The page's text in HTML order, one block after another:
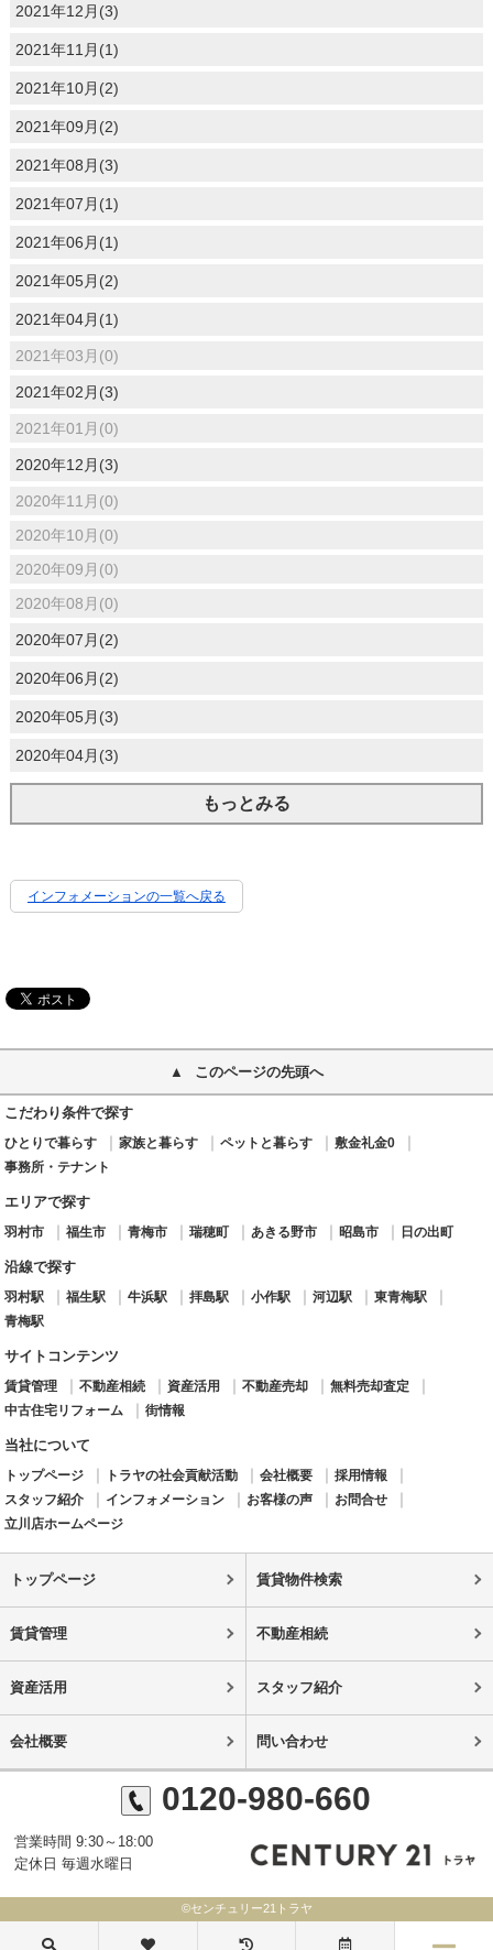
2021年12月(3)
2021年11月(1)
2021年10月(2)
2021年09月(2)
2021年08月(3)
2021年07月(1)
2021年06月(1)
2021年05月(2)
2021年04月(1)
2021年03月(0)
2021年02月(3)
2021年01月(0)
2020年12月(3)
2020年11月(0)
2020年10月(0)
2020年09月(0)
2020年08月(0)
2020年07月(2)
2020年06月(2)
2020年05月(3)
2020年04月(3)
もっとみる
インフォメーションの一覧へ戻る
このページの先頭へ
こだわり条件で探す
ひとりで暮らす 家族と暮らす ペットと暮らす
敷金礼金0
事務所・テナント
エリアで探す
羽村市 福生市 青梅市 瑞穂町 あきる野市 昭島市 日の出町
沿線で探す
羽村駅 福生駅 牛浜駅 拝島駅 小作駅 河辺駅
東青梅駅
青梅駅
サイトコンテンツ
賃貸管理 不動産相続 資産活用 不動産売却
無料売却査定
中古住宅リフォーム
街情報
当社について
トップページ トラヤの社会貢献活動 会社概要
採用情報
スタッフ紹介
インフォメーション お客様の声
お問合せ
立川店ホームページ
トップページ 賃貸物件検索
賃貸管理 不動産相続
資産活用 スタッフ紹介
会社概要 問い合わせ
0120-980-660
営業時間 9:30～18:00
定休日 毎週水曜日
©センチュリー21トラヤ